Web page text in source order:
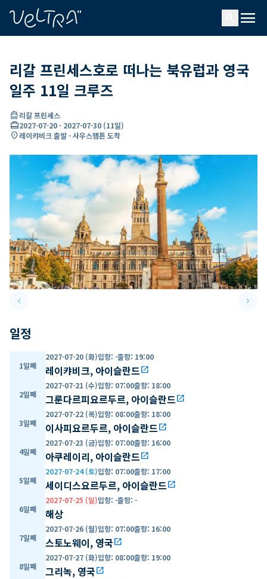
menu
리갈 프린세스호로 떠나는 북유럽과 영국
일주 11일 크루즈
directions_boat리갈 프린세스
card_travel2027-07-20- 2027-07-30 (11일)
location_on레이캬비크 출발 - 사우스햄튼 도착
keyboard_arrow_leftPrevious slide keyboard_arrow_right
일정
1일째
2027-07-20 (화)입항: -출항: 19:00
레이캬비크, 아이슬란드open_in_new
2일째
2027-07-21 (수)입항: 07:00출항: 18:00
그룬다르피요르두르, 아이슬란드open_in_new
3일째
2027-07-22 (목)입항: 08:00출항: 18:00
이사피요르두르, 아이슬란드open_in_new
4일째
2027-07-23 (금)입항: 07:00출항: 16:00
아쿠레이리, 아이슬란드open_in_new
5일째
2027-07-24 (토)입항: 07:00출항: 17:00
세이디스요르두르, 아이슬란드open_in_new
6일째
2027-07-25 (일)입항: -출항: -
해상
7일째
2027-07-26 (월)입항: 07:00출항: 16:00
스토노웨이, 영국open_in_new
8일째
2027-07-27 (화)입항: 08:00출항: 19:00
그리녹, 영국open_in_new